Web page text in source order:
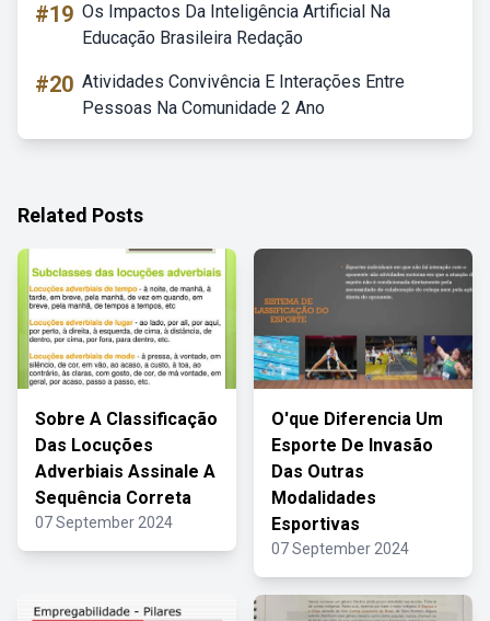
#19 Os Impactos Da Inteligência Artificial Na
Educação Brasileira Redação
#20 Atividades Convivência E Interações Entre
Pessoas Na Comunidade 2 Ano
Related Posts
Sobre A Classificação
Das Locuções
Adverbiais Assinale A
Sequência Correta
07 September 2024
O'que Diferencia Um
Esporte De Invasão
Das Outras
Modalidades
Esportivas
07 September 2024